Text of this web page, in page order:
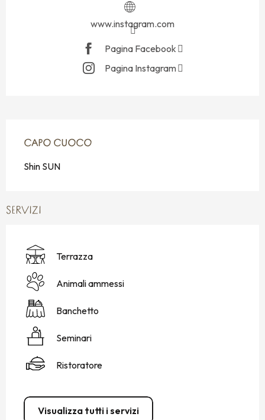
www.instagram.com
Pagina Facebook
Pagina Instagram
CAPO CUOCO
CAPO CUOCO
Shin SUN
SERVIZI
Terrazza
Animali ammessi
Banchetto
Seminari
Ristoratore
Visualizza tutti i servizi